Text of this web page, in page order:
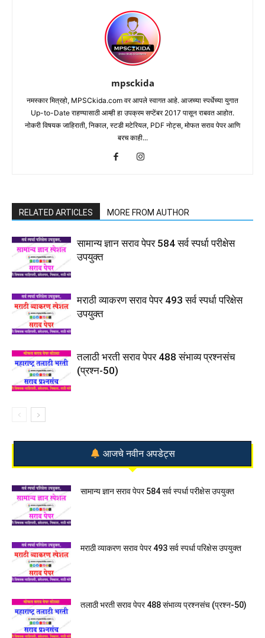
mpsckida
नमस्कार मित्रहो, MPSCkida.com वर आपले स्वागत आहे. आजच्या स्पर्धेच्या युगात
Up-to-Date राहण्यासाठी आम्ही हा उपक्रम सप्टेंबर 2017 पासून राबवत आहोत.
नोकरी विषयक जाहिराती, निकाल, स्टडी मटेरियल, PDF नोट्स, मोफत सराव पेपर आणि
बरच काही...
RELATED ARTICLES MORE FROM AUTHOR
सामान्य ज्ञान सराव पेपर 584 सर्व स्पर्धा परीक्षेस
उपयुक्त
मराठी व्याकरण सराव पेपर 493 सर्व स्पर्धा परिक्षेस
उपयुक्त
तलाठी भरती सराव पेपर 488 संभाव्य प्रश्नसंच
(प्रश्न-50)
आजचे नवीन अपडेट्स
सामान्य ज्ञान सराव पेपर 584 सर्व स्पर्धा परीक्षेस उपयुक्त
मराठी व्याकरण सराव पेपर 493 सर्व स्पर्धा परिक्षेस उपयुक्त
तलाठी भरती सराव पेपर 488 संभाव्य प्रश्नसंच (प्रश्न-50)